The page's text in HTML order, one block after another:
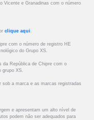
Vicente e Granadinas com o número
clique aqui .
com o número de registro HE
do Grupo XS.
da República de Chipre com o
grupo XS.
sob a marca e as marcas registradas
e apresentam um alto nível de
podem não ser adequados para